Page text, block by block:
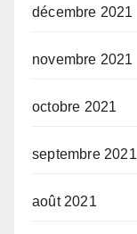
décembre 2021
novembre 2021
octobre 2021
septembre 2021
août 2021